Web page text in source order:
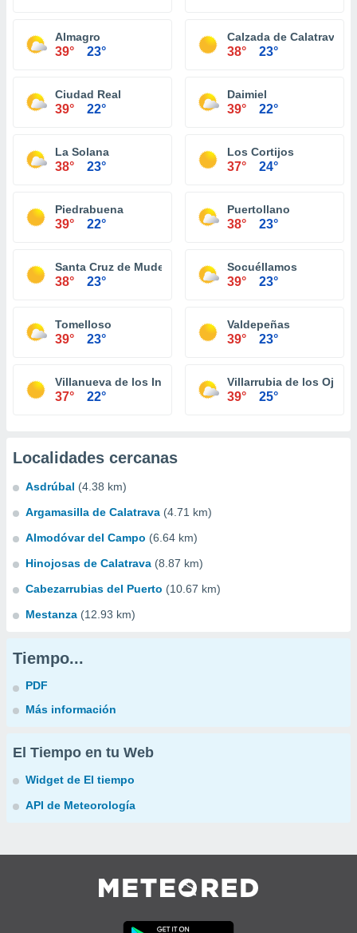
Almagro
39° 23°
Calzada de Calatrava
38° 23°
Ciudad Real
39° 22°
Daimiel
39° 22°
La Solana
38° 23°
Los Cortijos
37° 24°
Piedrabuena
39° 22°
Puertollano
38° 23°
Santa Cruz de Mudela
38° 23°
Socuéllamos
39° 23°
Tomelloso
39° 23°
Valdepeñas
39° 23°
Villanueva de los Infantes
37° 22°
Villarrubia de los Ojos
39° 25°
Localidades cercanas
Asdrúbal (4.38 km)
Argamasilla de Calatrava (4.71 km)
Almodóvar del Campo (6.64 km)
Hinojosas de Calatrava (8.87 km)
Cabezarrubias del Puerto (10.67 km)
Mestanza (12.93 km)
Tiempo...
PDF
Más información
El Tiempo en tu Web
Widget de El tiempo
API de Meteorología